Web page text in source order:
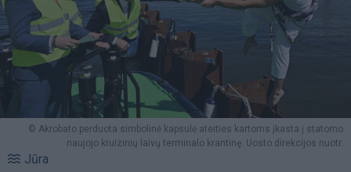
© Akrobato perduota simbolinė kapsulė ateities kartoms įkasta į statomo
naujojo kruizinių laivų terminalo krantinę. Uosto direkcijos nuotr.
Jūra